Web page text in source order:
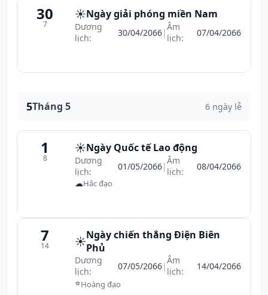
30
7
☀️Ngày giải phóng miền Nam
Dương
lịch:
30/04/2066|Âm
lịch:
07/04/2066
5Tháng 5 6 ngày lễ
1
8
☀️Ngày Quốc tế Lao động
Dương
lịch:
01/05/2066|Âm
lịch:
08/04/2066
☁Hắc đạo
7
14 ☀️Ngày chiến thắng Điện Biên
Phủ
Dương
lịch:
07/05/2066|Âm
lịch:
14/04/2066
⭐Hoàng đạo